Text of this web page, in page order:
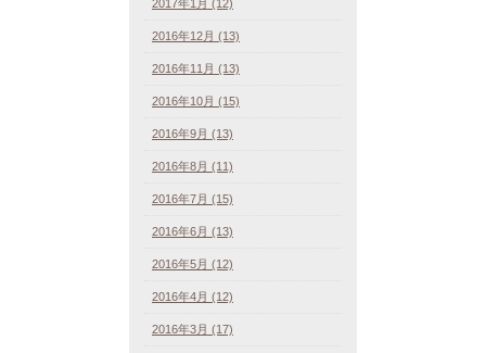
2017年1月 (12)
2016年12月 (13)
2016年11月 (13)
2016年10月 (15)
2016年9月 (13)
2016年8月 (11)
2016年7月 (15)
2016年6月 (13)
2016年5月 (12)
2016年4月 (12)
2016年3月 (17)